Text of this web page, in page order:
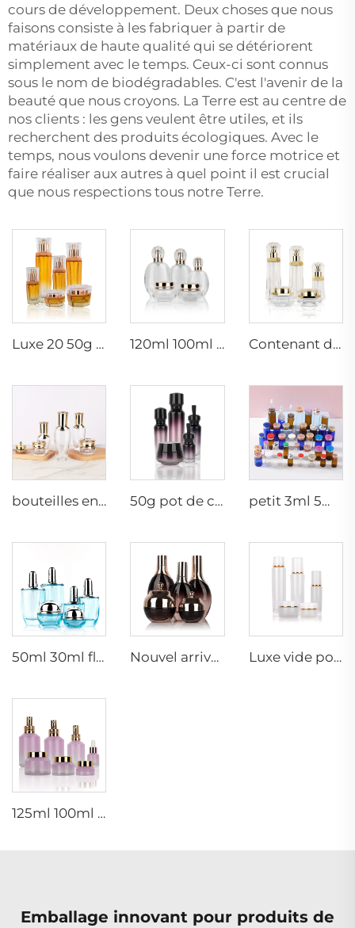
cours de développement. Deux choses que nous
faisons consiste à les fabriquer à partir de
matériaux de haute qualité qui se détériorent
simplement avec le temps. Ceux-ci sont connus
sous le nom de biodégradables. C'est l'avenir de la
beauté que nous croyons. La Terre est au centre de
nos clients : les gens veulent être utiles, et ils
recherchent des produits écologiques. Avec le
temps, nous voulons devenir une force motrice et
faire réaliser aux autres à quel point il est crucial
que nous respections tous notre Terre.
Luxe 20 50g 20 40 90 110 ml bouteille cosmétique en verre vide pulvérisateur hexagonal pour lotion et crème de soin avec pompe 120ml 100ml 40ml ovale transparent personnalisé vide luxe cosmétique pot de crème pour le visage ensembles de bouteilles de soins de la peau emballage Contenant de soin de luxe 120ml 100ml 40ml 50g 20g bouteille tonique vide givrée bouteille en verre clair avec pompe
bouteilles en verre cosmétiques 5g 30g 50g 40ml 100ml 120ml pot en verre avec couvercle fournisseurs de bouteilles en verre pour crème cosmétique et pots 50g pot de crème mat 15ml 30ml bouteille d'huile violette en verre avec compte-gouttes 100ml 50ml bouteille pulvérisatrice en verre givré petit 3ml 5ml 10ml flacon en verre à sérum vide bouteilles à usage médical avec bouchon en caoutchouc
50ml 30ml flacon de verre bleu clair de luxe pour lotion visage cosmétique crème emballage avec pompe Nouvel arrivage, bouteille d'huile essentielle ovale en verre givré, emballage de sérum pour le visage en huile, bouteille pulvérisatrice, pot à crème, ensemble en verre Luxe vide pot de crème pour soins de la peau ensemble d'emballage 120ml 100ml 40ml bouteille pulvérisatrice cosmétique en verre
125ml 100ml 60ml 15ml 100g 50g 30g kit de soins de la peau en verre pompe cosmétique pulvérisateur sérum tonique flacon
Emballage innovant pour produits de